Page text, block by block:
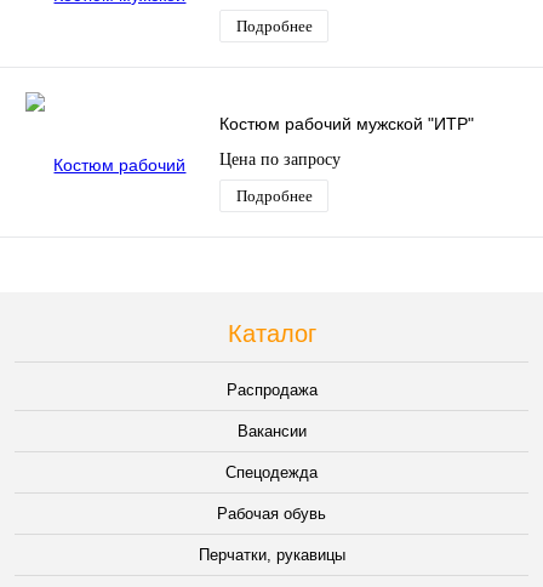
Подробнее
Костюм рабочий мужской "ИТР"
Цена по запросу
Подробнее
Каталог
Распродажа
Вакансии
Спецодежда
Рабочая обувь
Перчатки, рукавицы